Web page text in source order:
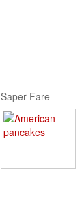
Saper Fare